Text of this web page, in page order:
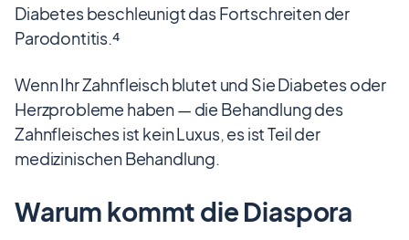
Diabetes beschleunigt das Fortschreiten der
Parodontitis.⁴
Wenn Ihr Zahnfleisch blutet und Sie Diabetes oder
Herzprobleme haben — die Behandlung des
Zahnfleisches ist kein Luxus, es ist Teil der
medizinischen Behandlung.
Warum kommt die Diaspora